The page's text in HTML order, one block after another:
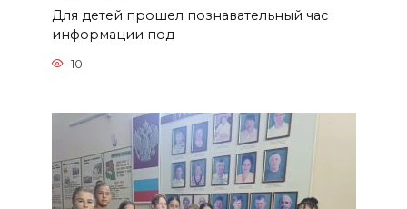
Для детей прошел познавательный час
информации под
10